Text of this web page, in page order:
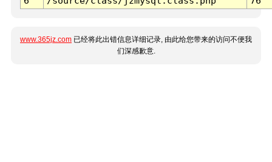
www.365jz.com 已经将此出错信息详细记录, 由此给您带来的访问不便我
们深感歉意.